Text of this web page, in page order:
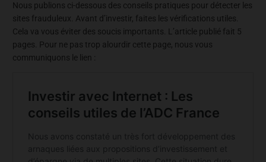
Nous publions ci-dessous des conseils pratiques pour détecter les
sites frauduleux. Avant d’investir, faites les vérifications utiles.
Cela va vous éviter des soucis importants. L’article publié fait 5
pages. Pour ne pas trop alourdir cette page, nous vous
communiquons le lien :